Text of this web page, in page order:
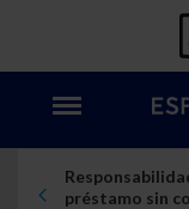
préstamo sin